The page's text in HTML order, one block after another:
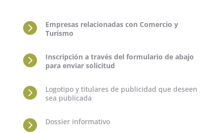

Empresas relacionadas con Comercio y
Turismo

Inscripción a través del formulario de abajo
para enviar solicitud

Logotipo y titulares de publicidad que deseen
sea publicada
 Dossier informativo